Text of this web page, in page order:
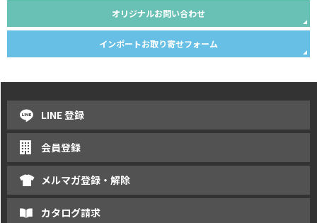
オリジナルお問い合わせ
インポートお取り寄せフォーム
LINE 登録
会員登録
メルマガ登録・解除
カタログ請求